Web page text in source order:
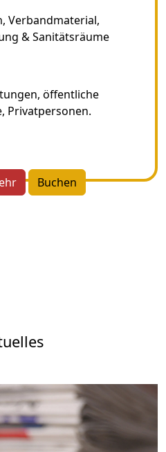
Verbandmaterial,
& Sanitätsräume
öffentliche
Privatpersonen.
Buchen